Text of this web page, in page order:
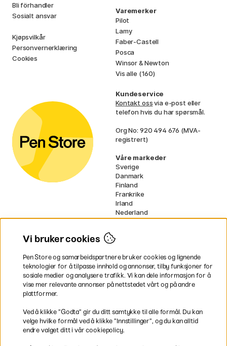
Bli förhandler
Sosialt ansvar
Kjøpsvilkår
Personvernerklæring
Cookies
Varemerker
Pilot
Lamy
Faber-Castell
Posca
Winsor & Newton
Vis alle (160)
Kundeservice
Kontakt ossvia e-post eller
telefon hvis du har spørsmål.
Org No: 920 494 676 (MVA-
registrert)
Våre markeder
Sverige
Danmark
Finland
Frankrike
Irland
Nederland
Tyskland
* Spesifikkefraktvilkårgjelder for
voluminøse varer.
Vi bruker cookies
Pen Store og samarbeidspartnere bruker cookies og lignende
teknologier for å tilpasse innhold og annonser, tilby funksjoner for
sosiale medier og analysere trafikk. Vi kan dele informasjon for å
vise mer relevante annonser på nettstedet vårt og på andre
plattformer.
Ved å klikke ”Godta” gir du ditt samtykke til alle formål. Du kan
velge hvilke formål ved å klikke ”Innstillinger”, og du kan alltid
endre valget ditt i vår cookiepolicy.